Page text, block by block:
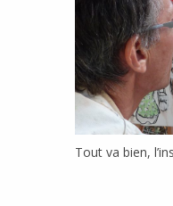
Tout va bien,